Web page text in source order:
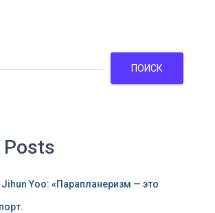
ПОИСК
Posts
Yoo: «Парапланеризм — это